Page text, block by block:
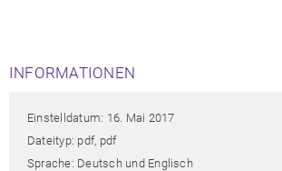
INFORMATIONEN
Einstelldatum: 16. Mai 2017
Dateityp: pdf, pdf
Sprache: Deutsch und Englisch